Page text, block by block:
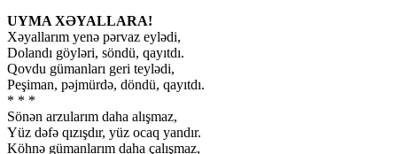
UYMA XƏYALLARA!
Xəyallarım yenə pərvaz eylədi,
Dolandı göyləri, söndü, qayıtdı.
Qovdu gümanları geri teylədi,
Peşiman, pəjmürdə, döndü, qayıtdı.
* * *
Sönən arzularım daha alışmaz,
Yüz dəfə qızışdır, yüz ocaq yandır.
Köhnə gümanlarım daha çalışmaz,